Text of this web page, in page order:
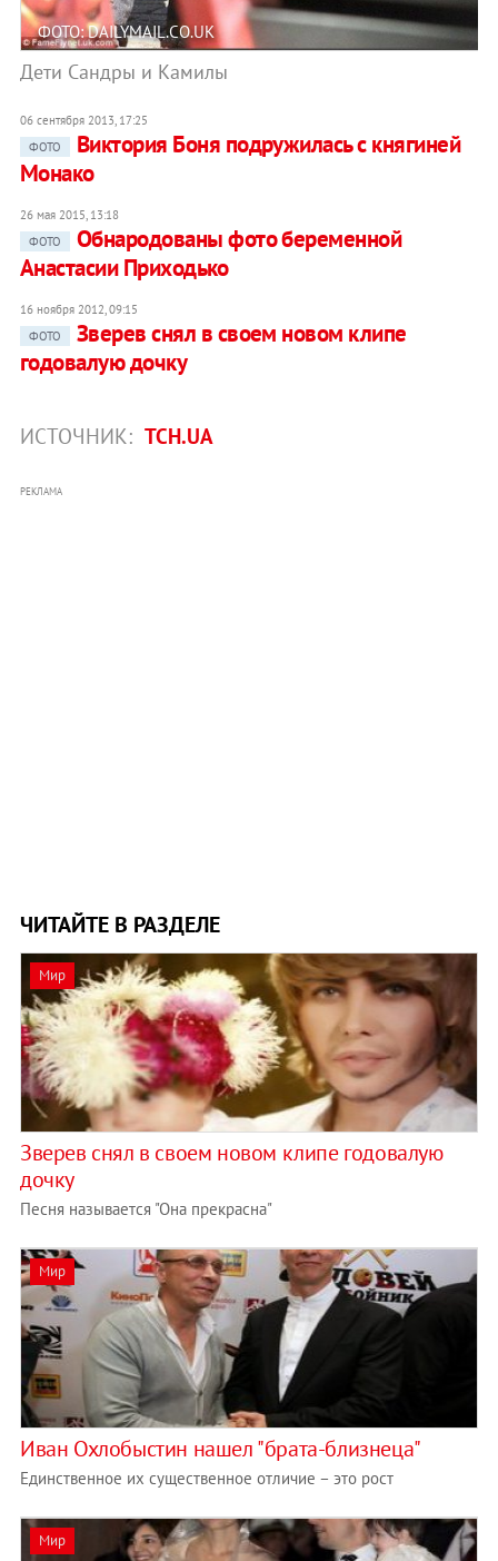
ФОТО: DAILYMAIL.CO.UK
Дети Сандры и Камилы
06 сентября 2013, 17:25
ФОТО
Виктория Боня подружилась с княгиней
Монако
26 мая 2015, 13:18
ФОТО
Обнародованы фото беременной
Анастасии Приходько
16 ноября 2012, 09:15
ФОТО
Зверев снял в своем новом клипе
годовалую дочку
ИСТОЧНИК: ТСН.UA
РЕКЛАМА
ЧИТАЙТЕ В РАЗДЕЛЕ
Мир
Зверев снял в своем новом клипе годовалую
дочку
Песня называется "Она прекрасна"
Мир
Иван Охлобыстин нашел "брата-близнеца"
Единственное их существенное отличие – это рост
Мир